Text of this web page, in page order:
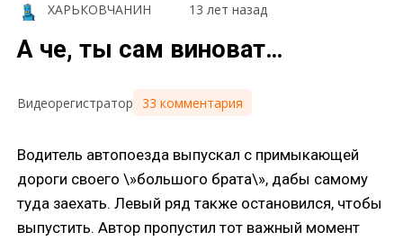
ХАРЬКОВЧАНИН 13 лет назад
А че, ты сам виноват…
Видеорегистратор 33 комментария
Водитель автопоезда выпускал с примыкающей
дороги своего \»большого брата\», дабы самому
туда заехать. Левый ряд также остановился, чтобы
выпустить. Автор пропустил тот важный момент